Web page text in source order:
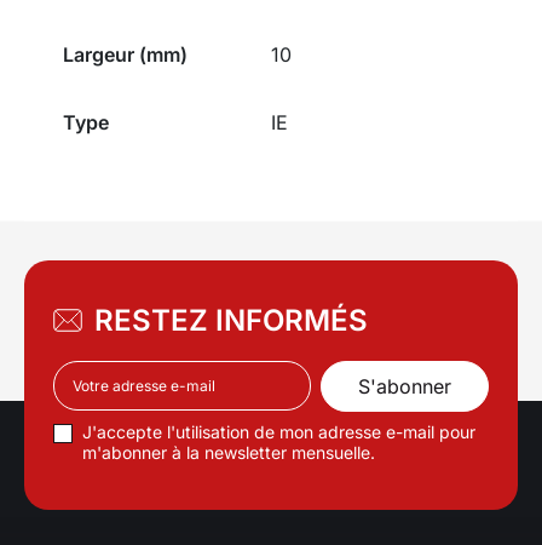
Largeur (mm) 10
Type IE
RESTEZ INFORMÉS
J'accepte l'utilisation de mon adresse e-mail pour
m'abonner à la newsletter mensuelle.